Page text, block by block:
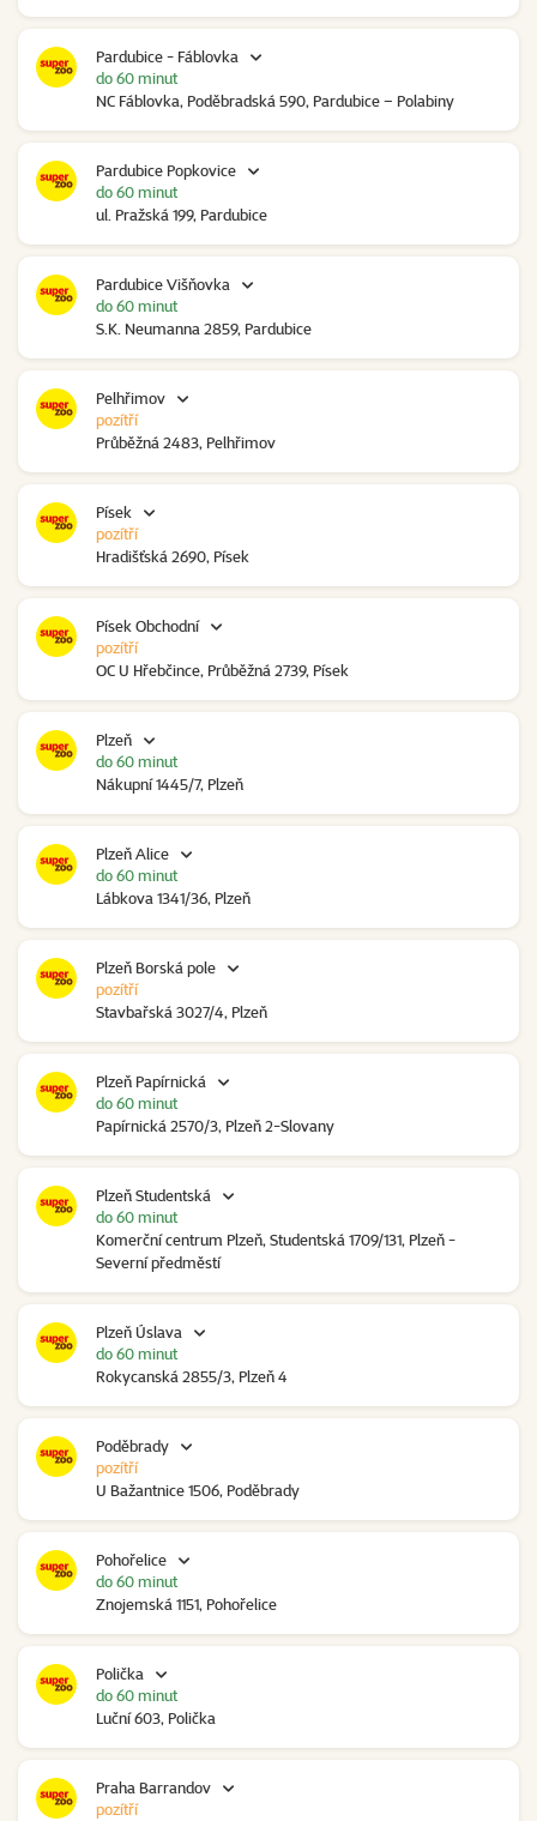
Pardubice - Fáblovka
NC Fáblovka, Poděbradská 590, Pardubice – Polabiny
do 60 minut
Pardubice Popkovice
ul. Pražská 199, Pardubice
do 60 minut
Pardubice Višňovka
S.K. Neumanna 2859, Pardubice
do 60 minut
Pelhřimov
Průběžná 2483, Pelhřimov
pozítří
Písek
Hradišťská 2690, Písek
pozítří
Písek Obchodní
OC U Hřebčince, Průběžná 2739, Písek
pozítří
Plzeň
Nákupní 1445/7, Plzeň
do 60 minut
Plzeň Alice
Lábkova 1341/36, Plzeň
do 60 minut
Plzeň Borská pole
Stavbařská 3027/4, Plzeň
pozítří
Plzeň Papírnická
Papírnická 2570/3, Plzeň 2-Slovany
do 60 minut
Plzeň Studentská
Komerční centrum Plzeň, Studentská 1709/131, Plzeň -
Severní předměstí
do 60 minut
Plzeň Úslava
Rokycanská 2855/3, Plzeň 4
do 60 minut
Poděbrady
U Bažantnice 1506, Poděbrady
pozítří
Pohořelice
Znojemská 1151, Pohořelice
do 60 minut
Polička
Luční 603, Polička
do 60 minut
Praha Barrandov
pozítří